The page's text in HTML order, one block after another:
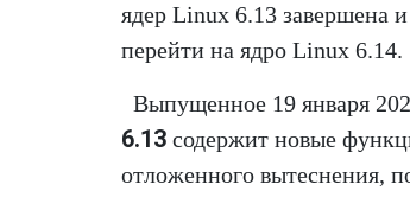
ядер Linux 6.13 завершена
перейти на ядро Linux 6.14.
Выпущенное 19 января
6.13 содержит новые
отложенного вытеснения,